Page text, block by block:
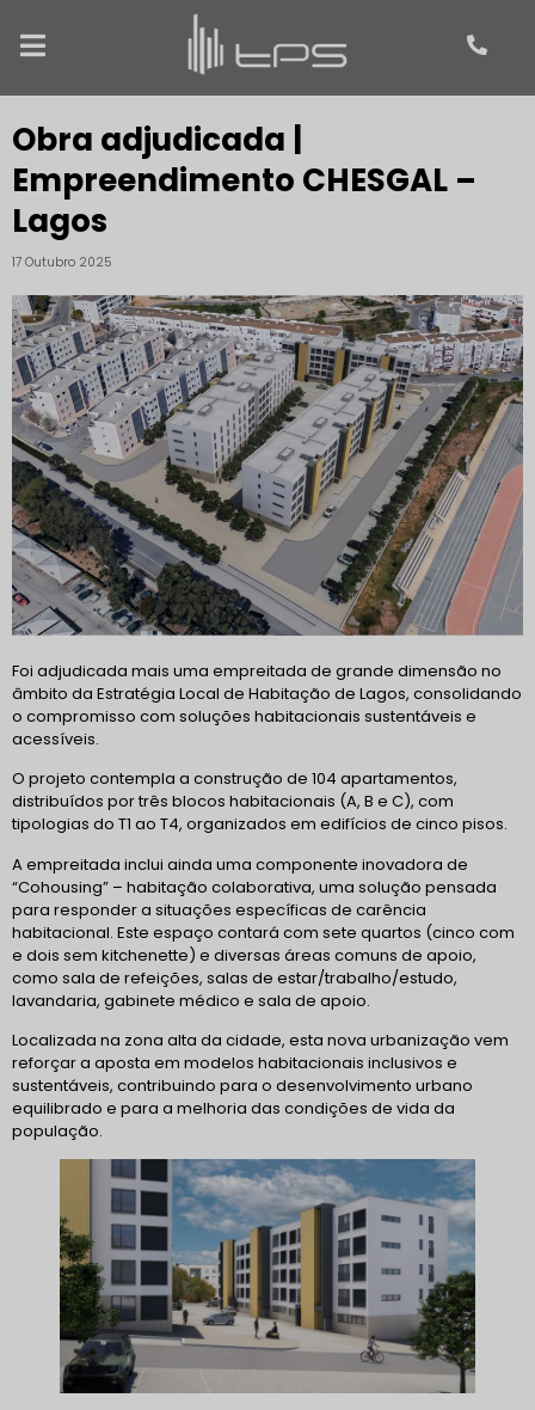
Obra adjudicada |
Empreendimento CHESGAL –
Lagos
17 Outubro 2025
Foi adjudicada mais uma empreitada de grande dimensão no
âmbito da Estratégia Local de Habitação de Lagos, consolidando
o compromisso com soluções habitacionais sustentáveis e
acessíveis.
O projeto contempla a construção de 104 apartamentos,
distribuídos por três blocos habitacionais (A, B e C), com
tipologias do T1 ao T4, organizados em edifícios de cinco pisos.
A empreitada inclui ainda uma componente inovadora de
“Cohousing” – habitação colaborativa, uma solução pensada
para responder a situações específicas de carência
habitacional. Este espaço contará com sete quartos (cinco com
e dois sem kitchenette) e diversas áreas comuns de apoio,
como sala de refeições, salas de estar/trabalho/estudo,
lavandaria, gabinete médico e sala de apoio.
Localizada na zona alta da cidade, esta nova urbanização vem
reforçar a aposta em modelos habitacionais inclusivos e
sustentáveis, contribuindo para o desenvolvimento urbano
equilibrado e para a melhoria das condições de vida da
população.